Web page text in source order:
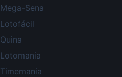
Mega-Sena
Lotofácil
Quina
Lotomania
Timemania